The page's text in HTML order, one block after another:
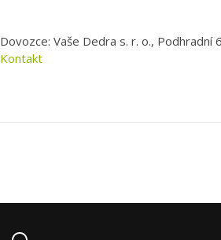
Dovozce: Vaše Dedra s. r. o., Podhradní
Kontakt